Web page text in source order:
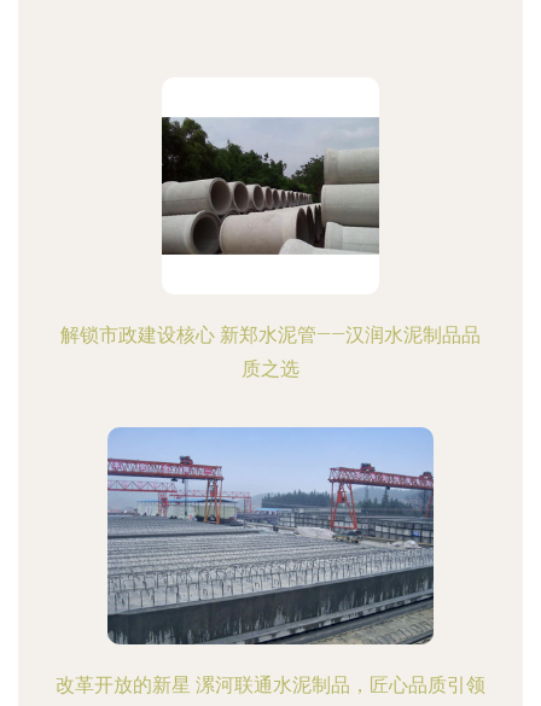
解锁市政建设核心 新郑水泥管——汉润水泥制品品
质之选
改革开放的新星 漯河联通水泥制品，匠心品质引领